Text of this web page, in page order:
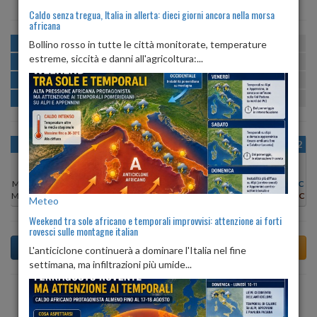
MATTINA min:21º max:28º U:55%
POMERIGGIO min:29º max:31º
SERA min: 26º max:33º U:64%-80%
NOTTE min:22º max:28º U:67%
OGGI
Min:
29°C
Max:31°C
VEN 07
Min:
27°C
Max:30°C
SAB 08
Min:27°C
Max:29°C
DOM 09
Min:27°C
Max:29°C
LUN 10
Min:
28°C
Max:31°C
MAR 11
Min:29°C
Max:31°C
MER 12
Min:
28°C
Max:31°C
Previsioni del Tempo a Terdobbiate di oggi
Caldo senza tregua, Italia in allerta: dieci giorni ancora nella morsa
africana
Bollino rosso in tutte le città monitorate, temperature
estreme, siccità e danni all'agricoltura:...
Meteo
Weekend tra sole africano e temporali improvvisi: attenzione ai forti
rovesci sulle montagne italian
L'anticiclone continuerà a dominare l'Italia nel fine
settimana, ma infiltrazioni più umide...